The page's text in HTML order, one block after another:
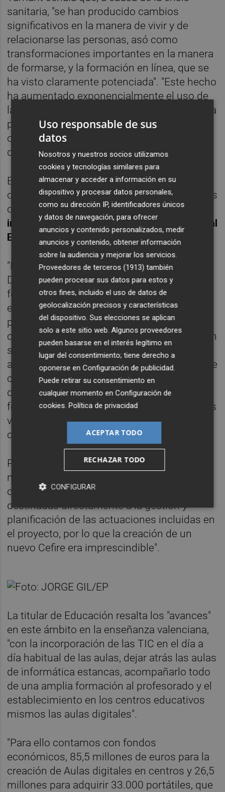
sanitaria, "se han producido cambios
significativos en la manera de vivir y de
relacionarse las personas, asó como
transformaciones importantes en la manera
de formarse, y la formación en línea, que se
ha visto claramente potenciada". "Este hecho
ha aumentado exponencialmente el uso de
las tecnologías aplicadas a la educación y ha
provocado una necesidad de mejorar la
competencia digital tanto del personal
docente como del alumnado", reflexiona.
En este sentido, recuerda que en todos los
centros educativos valencianos y durante los
cursos 2021-2022 y 2022-2023se está
implantando el nuevo modelo de Plan Digital
Educativo (PDE)
"Este Plan de Mejora de la Competencia
Digital Educativa establece dos prioridades:
fomentar el desarrollo de un ecosistema
educativo digital de alto rendimiento y
perfeccionar las competencias y
capacidades digitales para la transformación
social. Esta estructura se basa en el
acompañamiento y diseño del Plan Digital de
cada centro, en colaboración con el equipo
directivo y partiendo de las necesidades de
formación del profesorado detectadas en las
visitas realizadas por la persona asignada a
cada centro", detalla.
Para la consellera, la organización de esta
nueva red "requiere una estructura sólida de
coordinación, con un equipo de personas
destinadas directamente a la gestión y
planificación de las actuaciones incluidas en
el proyecto, por lo que la creación de un
nuevo Cefire era imprescindible".
La titular de Educación resalta los "avances"
en este ámbito en la enseñanza valenciana,
"con la incorporación de las TIC en el día a
día habitual de las aulas, dejar atrás las aulas
de informática estancas, acompañarlo todo
de una amplia formación al profesorado y el
establecimiento en los centros educativos
mismos las aulas digitales".
"Para ello contamos con fondos
económicos, 85,5 millones de euros para la
creación de Aulas digitales en centros y 26,5
millones para adquirir 33.000 portátiles, que
Uso responsable de sus
datos
Nosotros y nuestros socios utilizamos
cookies y tecnologías similares para
almacenar y acceder a información en su
dispositivo y procesar datos personales,
como su dirección IP, identificadores únicos
y datos de navegación, para ofrecer
anuncios y contenido personalizados, medir
anuncios y contenido, obtener información
sobre la audiencia y mejorar los servicios.
Proveedores de terceros (1913) también
pueden procesar sus datos para estos y
otros fines, incluido el uso de datos de
geolocalización precisos y características
del dispositivo. Sus elecciones se aplican
solo a este sitio web. Algunos proveedores
pueden basarse en el interés legítimo en
lugar del consentimiento; tiene derecho a
oponerse enConfiguración de publicidad.
Puede retirar su consentimiento en
cualquier momento enConfiguración de
cookies.Política de privacidad
ACEPTAR TODO
RECHAZAR TODO
CONFIGURAR